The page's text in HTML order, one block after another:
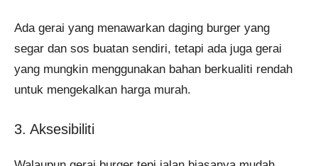
Ada gerai yang menawarkan daging burger yang
segar dan sos buatan sendiri, tetapi ada juga gerai
yang mungkin menggunakan bahan berkualiti rendah
untuk mengekalkan harga murah.
3. Aksesibiliti